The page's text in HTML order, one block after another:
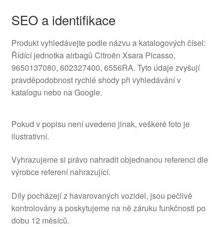
SEO a identifikace
Produkt vyhledávejte podle názvu a katalogových čísel:
Řídící jednotka airbagů Citroën Xsara Picasso,
9650137080, 602327400, 6556RA. Tyto údaje zvyšují
pravděpodobnost rychlé shody při vyhledávání v
katalogu nebo na Google.
Pokud v popisu není uvedeno jinak, veškeré foto je
ilustrativní.
Vyhrazujeme si právo nahradit objednanou referenci dle
výrobce referení nahrazující.
Díly pocházejí z havarovaných vozidel, jsou pečlivě
kontrolovány a poskytujeme na ně záruku funkčnosti po
dobu 12 měsíců.